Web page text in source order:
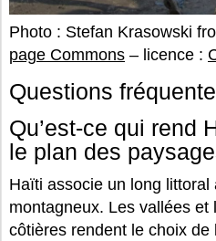
Photo : Stefan Krasowski
page Commons – licence :
Questions
Qu’est-ce qui rend
le plan des
Haïti associe un long littoral
montagneux. Les vallées et
côtières rendent le choix